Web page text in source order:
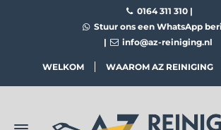
0164 311 310 |
Stuur ons een WhatsApp
|
info@az-reiniging.nl
WELKOM WAAROM AZ REINIGING